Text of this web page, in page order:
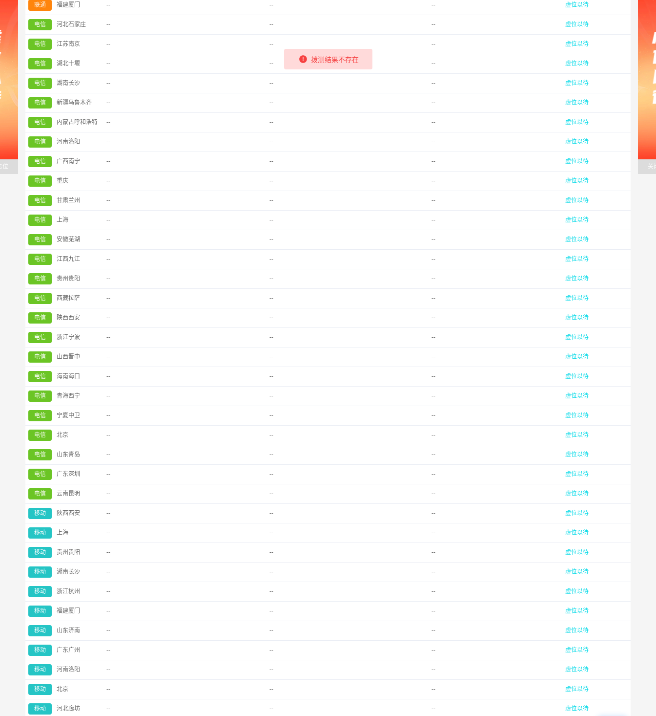
联通 福建厦门 -- -- -- 虚位以待
电信 河北石家庄 -- -- -- 虚位以待
电信 江苏南京 -- -- -- 虚位以待
电信 湖北十堰 -- -- -- 虚位以待
电信 湖南长沙 -- -- -- 虚位以待
电信 新疆乌鲁木齐 -- -- -- 虚位以待
电信 内蒙古呼和浩特 -- -- -- 虚位以待
电信 河南洛阳 -- -- -- 虚位以待
电信 广西南宁 -- -- -- 虚位以待
电信 重庆 -- -- -- 虚位以待
电信 甘肃兰州 -- -- -- 虚位以待
电信 上海 -- -- -- 虚位以待
电信 安徽芜湖 -- -- -- 虚位以待
电信 江西九江 -- -- -- 虚位以待
电信 贵州贵阳 -- -- -- 虚位以待
电信 西藏拉萨 -- -- -- 虚位以待
电信 陕西西安 -- -- -- 虚位以待
电信 浙江宁波 -- -- -- 虚位以待
电信 山西晋中 -- -- -- 虚位以待
电信 海南海口 -- -- -- 虚位以待
电信 青海西宁 -- -- -- 虚位以待
电信 宁夏中卫 -- -- -- 虚位以待
电信 北京 -- -- -- 虚位以待
电信 山东青岛 -- -- -- 虚位以待
电信 广东深圳 -- -- -- 虚位以待
电信 云南昆明 -- -- -- 虚位以待
移动 陕西西安 -- -- -- 虚位以待
移动 上海 -- -- -- 虚位以待
移动 贵州贵阳 -- -- -- 虚位以待
移动 湖南长沙 -- -- -- 虚位以待
移动 浙江杭州 -- -- -- 虚位以待
移动 福建厦门 -- -- -- 虚位以待
移动 山东济南 -- -- -- 虚位以待
移动 广东广州 -- -- -- 虚位以待
移动 河南洛阳 -- -- -- 虚位以待
移动 北京 -- -- -- 虚位以待
移动 河北廊坊 -- -- -- 虚位以待
位 关